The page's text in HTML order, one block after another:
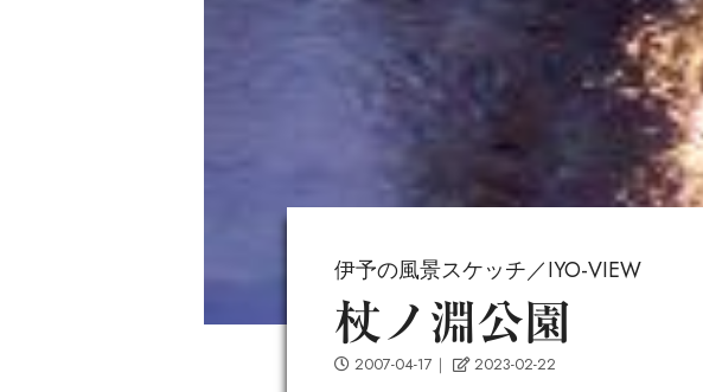
伊予の風景スケッチ／IYO-VIEW
杖ノ淵公園
2007-04-17 ｜ 2023-02-22